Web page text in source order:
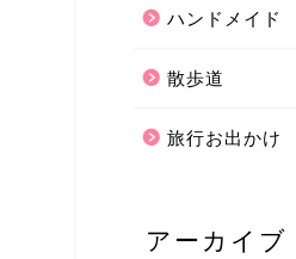
ハンドメイド
散歩道
旅行お出かけ
アーカイブ